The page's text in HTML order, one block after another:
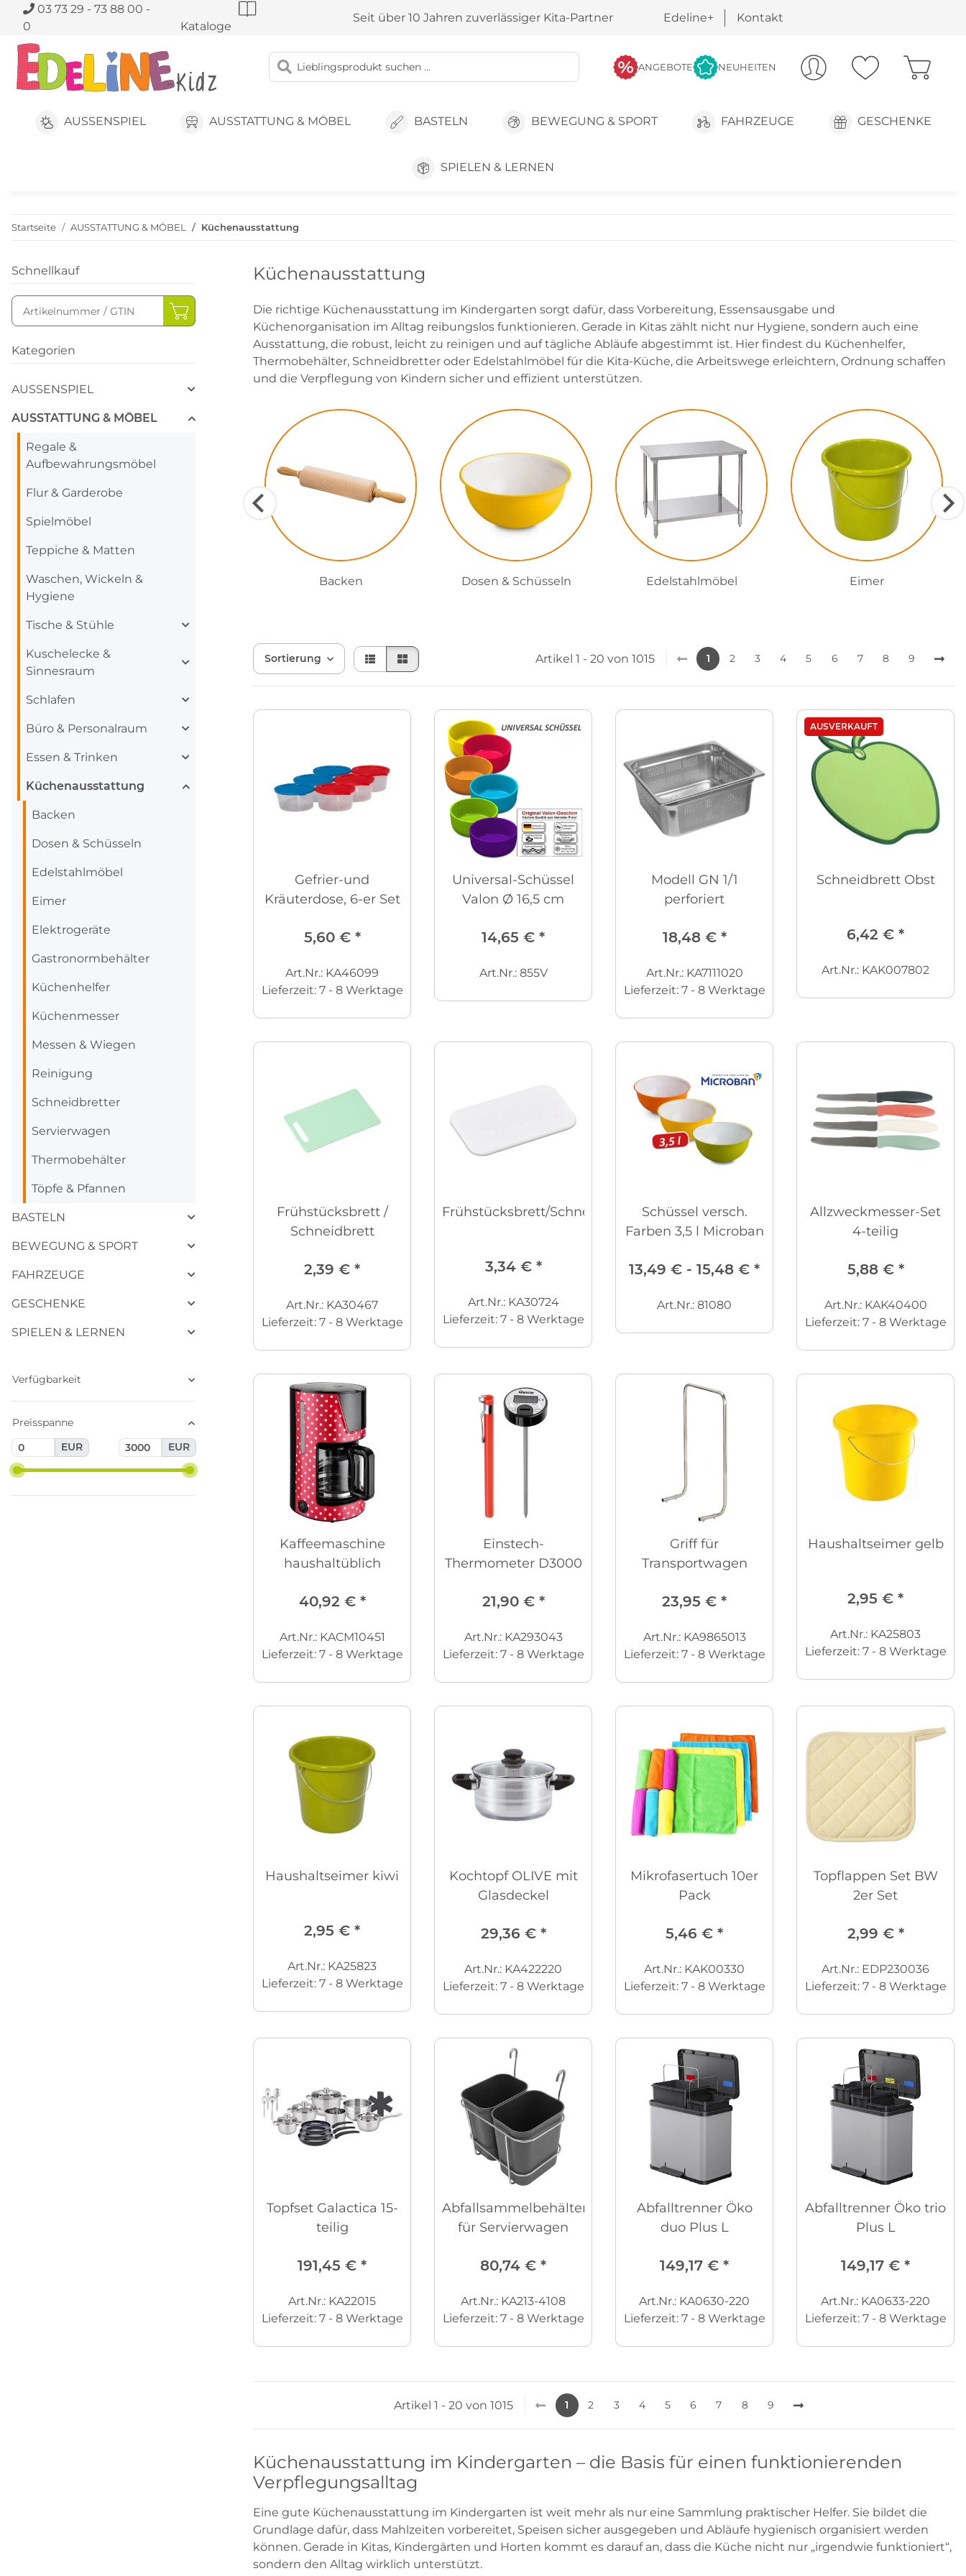
03 73 29 - 73 88 00 -
0
Kataloge
Seit über 10 Jahren zuverlässiger Kita-Partner Edeline+ Kontakt
ANGEBOTE NEUHEITEN
AUSSENSPIEL AUSSTATTUNG & MÖBEL BASTELN BEWEGUNG & SPORT FAHRZEUGE GESCHENKE
SPIELEN & LERNEN
Startseite AUSSTATTUNG & MÖBEL Küchenausstattung
Küchenausstattung
Die richtige Küchenausstattung im Kindergarten sorgt dafür, dass Vorbereitung, Essensausgabe und
Küchenorganisation im Alltag reibungslos funktionieren. Gerade in Kitas zählt nicht nur Hygiene, sondern auch eine
Ausstattung, die robust, leicht zu reinigen und auf tägliche Abläufe abgestimmt ist. Hier findest du Küchenhelfer,
Thermobehälter, Schneidbretter oder Edelstahlmöbel für die Kita-Küche, die Arbeitswege erleichtern, Ordnung schaffen
und die Verpflegung von Kindern sicher und effizient unterstützen.
Backen Dosen & Schüsseln Edelstahlmöbel Eimer
Sortierung Artikel 1 - 20 von 1015 1 2 3 4 5 6 7 8 9
Gefrier-und
Kräuterdose, 6-er Set
5,60 € *
Art.Nr.: KA46099
Lieferzeit: 7 - 8 Werktage
Universal-Schüssel
Valon Ø 16,5 cm
14,65 € *
Art.Nr.: 855V
Modell GN 1/1
perforiert
18,48 € *
Art.Nr.: KA7111020
Lieferzeit: 7 - 8 Werktage
AUSVERKAUFT
Schneidbrett Obst
6,42 € *
Art.Nr.: KAK007802
Frühstücksbrett /
Schneidbrett
2,39 € *
Art.Nr.: KA30467
Lieferzeit: 7 - 8 Werktage
Frühstücksbrett/Schneidbrett
3,34 € *
Art.Nr.: KA30724
Lieferzeit: 7 - 8 Werktage
Schüssel versch.
Farben 3,5 l Microban
13,49 € - 15,48 € *
Art.Nr.: 81080
Allzweckmesser-Set
4-teilig
5,88 € *
Art.Nr.: KAK40400
Lieferzeit: 7 - 8 Werktage
Kaffeemaschine
haushaltüblich
40,92 € *
Art.Nr.: KACM10451
Lieferzeit: 7 - 8 Werktage
Einstech-
Thermometer D3000
21,90 € *
Art.Nr.: KA293043
Lieferzeit: 7 - 8 Werktage
Griff für
Transportwagen
23,95 € *
Art.Nr.: KA9865013
Lieferzeit: 7 - 8 Werktage
Haushaltseimer gelb
2,95 € *
Art.Nr.: KA25803
Lieferzeit: 7 - 8 Werktage
Haushaltseimer kiwi
2,95 € *
Art.Nr.: KA25823
Lieferzeit: 7 - 8 Werktage
Kochtopf OLIVE mit
Glasdeckel
29,36 € *
Art.Nr.: KA422220
Lieferzeit: 7 - 8 Werktage
Mikrofasertuch 10er
Pack
5,46 € *
Art.Nr.: KAK00330
Lieferzeit: 7 - 8 Werktage
Topflappen Set BW
2er Set
2,99 € *
Art.Nr.: EDP230036
Lieferzeit: 7 - 8 Werktage
Topfset Galactica 15-
teilig
191,45 € *
Art.Nr.: KA22015
Lieferzeit: 7 - 8 Werktage
Abfallsammelbehälter
für Servierwagen
80,74 € *
Art.Nr.: KA213-4108
Lieferzeit: 7 - 8 Werktage
Abfalltrenner Öko
duo Plus L
149,17 € *
Art.Nr.: KA0630-220
Lieferzeit: 7 - 8 Werktage
Abfalltrenner Öko trio
Plus L
149,17 € *
Art.Nr.: KA0633-220
Lieferzeit: 7 - 8 Werktage
Artikel 1 - 20 von 1015 1 2 3 4 5 6 7 8 9
Küchenausstattung im Kindergarten – die Basis für einen funktionierenden
Verpflegungsalltag
Eine gute Küchenausstattung im Kindergarten ist weit mehr als nur eine Sammlung praktischer Helfer. Sie bildet die
Grundlage dafür, dass Mahlzeiten vorbereitet, Speisen sicher ausgegeben und Abläufe hygienisch organisiert werden
können. Gerade in Kitas, Kindergärten und Horten kommt es darauf an, dass die Küche nicht nur „irgendwie funktioniert“,
sondern den Alltag wirklich unterstützt.
Schnellkauf
Kategorien
AUSSENSPIEL
AUSSTATTUNG & MÖBEL
Regale &
Aufbewahrungsmöbel
Flur & Garderobe
Spielmöbel
Teppiche & Matten
Waschen, Wickeln &
Hygiene
Tische & Stühle
Kuschelecke &
Sinnesraum
Schlafen
Büro & Personalraum
Essen & Trinken
Küchenausstattung
Backen
Dosen & Schüsseln
Edelstahlmöbel
Eimer
Elektrogeräte
Gastronormbehälter
Küchenhelfer
Küchenmesser
Messen & Wiegen
Reinigung
Schneidbretter
Servierwagen
Thermobehälter
Töpfe & Pfannen
BASTELN
BEWEGUNG & SPORT
FAHRZEUGE
GESCHENKE
SPIELEN & LERNEN
Verfügbarkeit
Preisspanne
EUR
EUR